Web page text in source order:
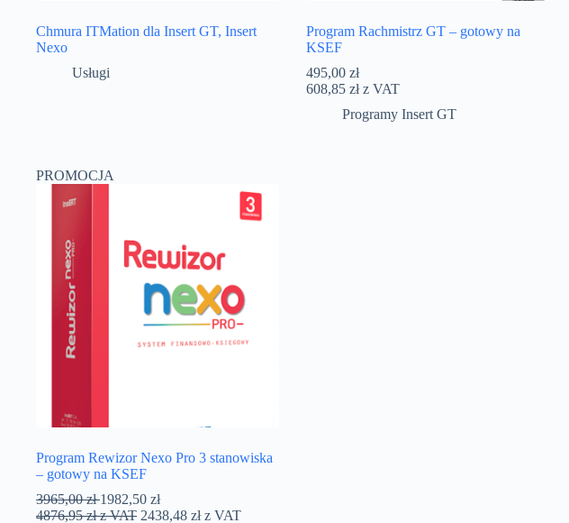
Chmura ITMation dla Insert GT, Insert
Nexo
Usługi
Program Rachmistrz GT – gotowy na
KSEF
495,00 zł
608,85 złz VAT
Programy Insert GT
PROMOCJA
Program Rewizor Nexo Pro 3 stanowiska
– gotowy na KSEF
3965,00zł 1982,50 zł
4876,95złz VAT 2438,48 złz VAT